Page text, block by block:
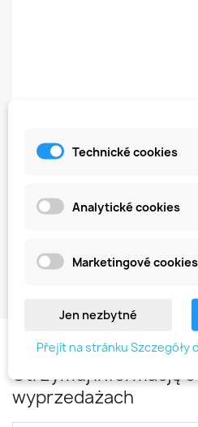
Otrzymuj informację
wyprzedażach
Technické cookies
Analytické cookies
Marketingové cookies
Jen nezbytné
Přejít na stránku Szczegóły